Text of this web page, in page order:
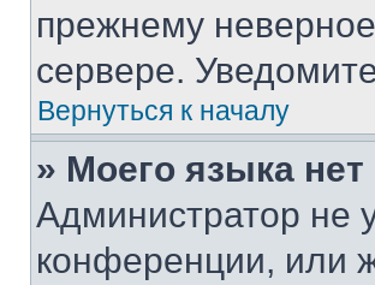
прежнему
сервере.
Вернуться к началу
» Моего языка нет
Администратор не
конференции, или